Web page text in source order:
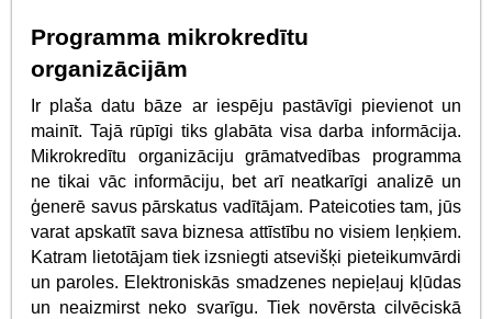
Programma mikrokredītu
organizācijām
Ir plaša datu bāze ar iespēju pastāvīgi pievienot un
mainīt. Tajā rūpīgi tiks glabāta visa darba informācija.
Mikrokredītu organizāciju grāmatvedības programma
ne tikai vāc informāciju, bet arī neatkarīgi analizē un
ģenerē savus pārskatus vadītājam. Pateicoties tam, jūs
varat apskatīt sava biznesa attīstību no visiem leņķiem.
Katram lietotājam tiek izsniegti atsevišķi pieteikumvārdi
un paroles. Elektroniskās smadzenes nepieļauj kļūdas
un neaizmirst neko svarīgu. Tiek novērsta cilvēciskā